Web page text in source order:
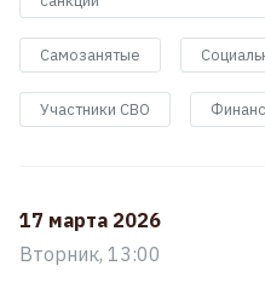
Самозанятые
Участники СВО
17 марта 2026
Вторник, 13:00